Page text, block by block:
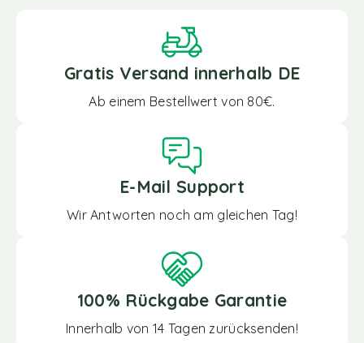
Gratis Versand innerhalb DE
Ab einem Bestellwert von 80€.
E-Mail Support
Wir Antworten noch am gleichen Tag!
100% Rückgabe Garantie
Innerhalb von 14 Tagen zurücksenden!